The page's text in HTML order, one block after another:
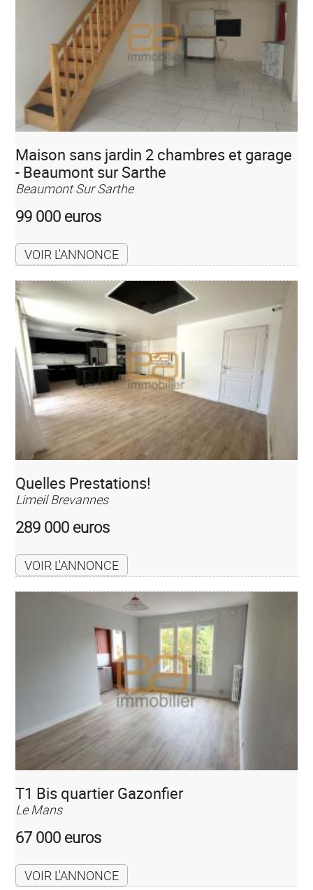
Maison sans jardin 2 chambres et garage
- Beaumont sur Sarthe
Beaumont Sur Sarthe
99 000 euros
VOIR L'ANNONCE
Quelles Prestations!
Limeil Brevannes
289 000 euros
VOIR L'ANNONCE
T1 Bis quartier Gazonfier
Le Mans
67 000 euros
VOIR L'ANNONCE